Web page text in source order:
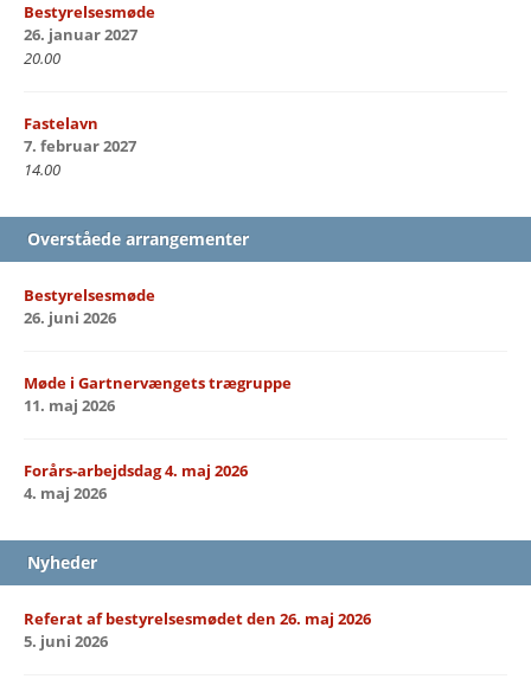
Bestyrelsesmøde
26. januar 2027
20.00
Fastelavn
7. februar 2027
14.00
Overståede arrangementer
Bestyrelsesmøde
26. juni 2026
Møde i Gartnervængets trægruppe
11. maj 2026
Forårs-arbejdsdag 4. maj 2026
4. maj 2026
Nyheder
Referat af bestyrelsesmødet den 26. maj 2026
5. juni 2026